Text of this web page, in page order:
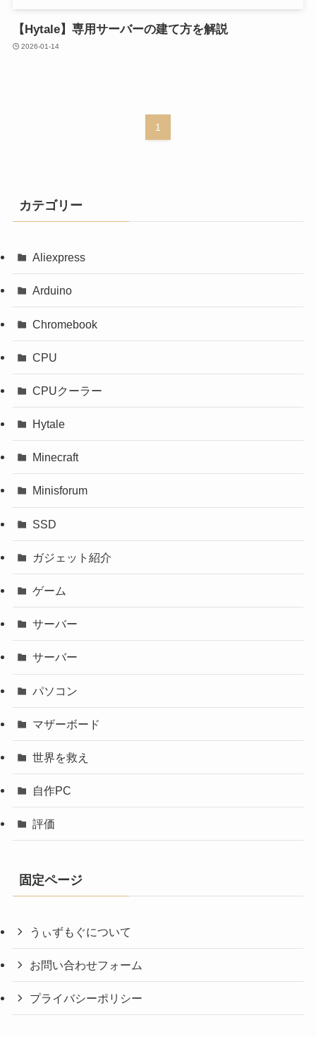
【Hytale】専用サーバーの建て方を解説
2026-01-14
1
カテゴリー
Aliexpress
Arduino
Chromebook
CPU
CPUクーラー
Hytale
Minecraft
Minisforum
SSD
ガジェット紹介
ゲーム
サーバー
サーバー
パソコン
マザーボード
世界を救え
自作PC
評価
固定ページ
うぃずもぐについて
お問い合わせフォーム
プライバシーポリシー